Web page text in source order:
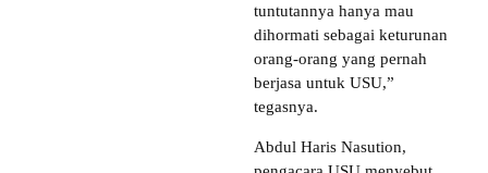
tuntutannya hanya mau
dihormati sebagai keturunan
orang-orang yang pernah
berjasa untuk USU,”
tegasnya.
Abdul Haris Nasution,